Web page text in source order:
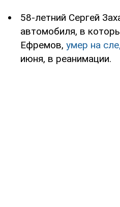
58-летний Сергей
автомобиля, в
Ефремов, умер на
июня, в реанимации.